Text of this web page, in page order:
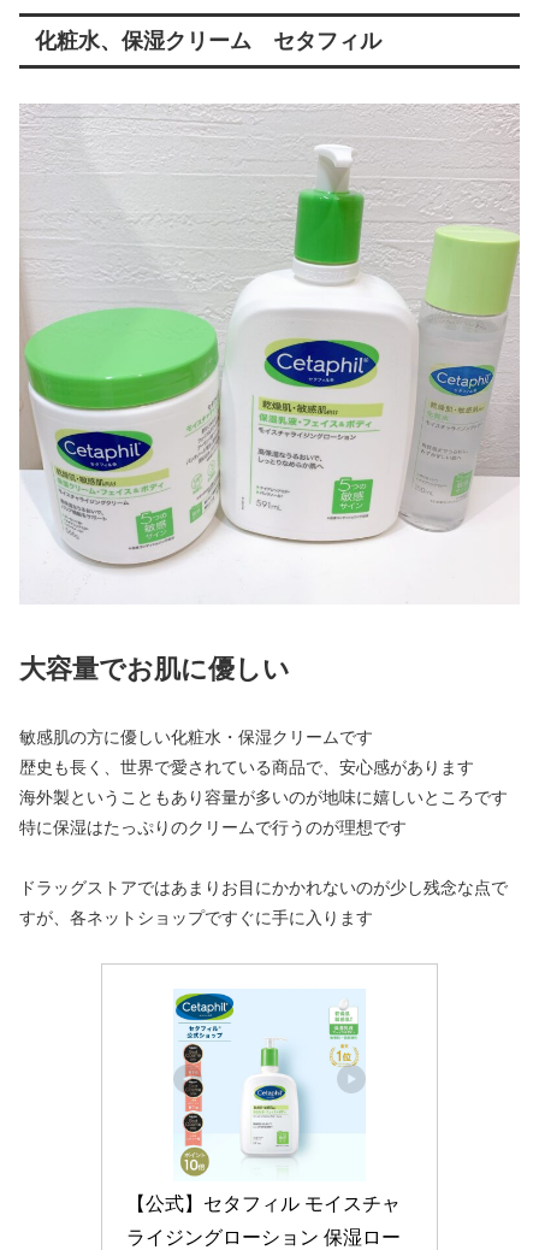
化粧水、保湿クリーム セタフィル
大容量でお肌に優しい
敏感肌の方に優しい化粧水・保湿クリームです
歴史も長く、世界で愛されている商品で、安心感があります
海外製ということもあり容量が多いのが地味に嬉しいところです
特に保湿はたっぷりのクリームで行うのが理想です
ドラッグストアではあまりお目にかかれないのが少し残念な点で
すが、各ネットショップですぐに手に入ります
【公式】セタフィル モイスチャ
ライジングローション 保湿ロー